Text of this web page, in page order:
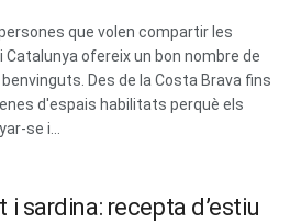
que volen compartir les
ofereix un bon nombre de
Des de la Costa Brava fins
d'espais habilitats perquè els
se i...
sardina: recepta d’estiu